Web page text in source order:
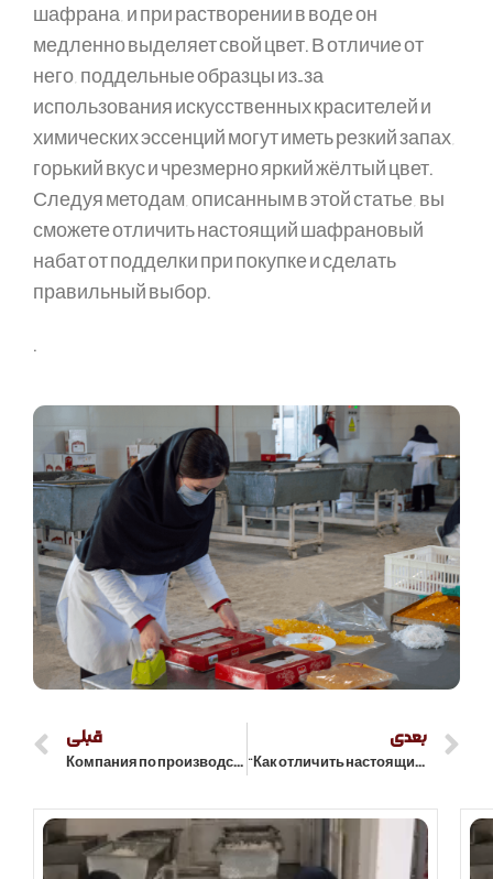
шафрана, и при растворении в воде он
медленно выделяет свой цвет. В отличие от
него, поддельные образцы из-за
использования искусственных красителей и
химических эссенций могут иметь резкий запах,
горький вкус и чрезмерно яркий жёлтый цвет.
Следуя методам, описанным в этой статье, вы
сможете отличить настоящий шафрановый
набат от подделки при покупке и сделать
правильный выбор.
.
قبلی
Компания по производству сахара Ферейман
بعدی
“Как отличить настоящий шафрановый набат от подделки?”